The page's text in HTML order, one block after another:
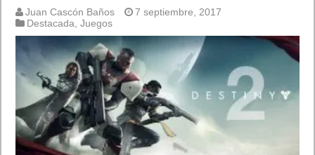
Juan Cascón Baños
7 septiembre, 2017
Destacada ,Juegos